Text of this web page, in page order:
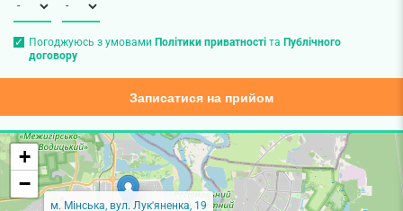
Погоджуюсь з умовами Політики приватностіта Публічного
договору
Записатися на прийом
м. Мінська, вул. Лук'яненка, 19
+
−